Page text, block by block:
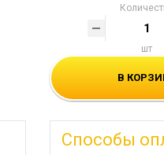
шт
В
Способы